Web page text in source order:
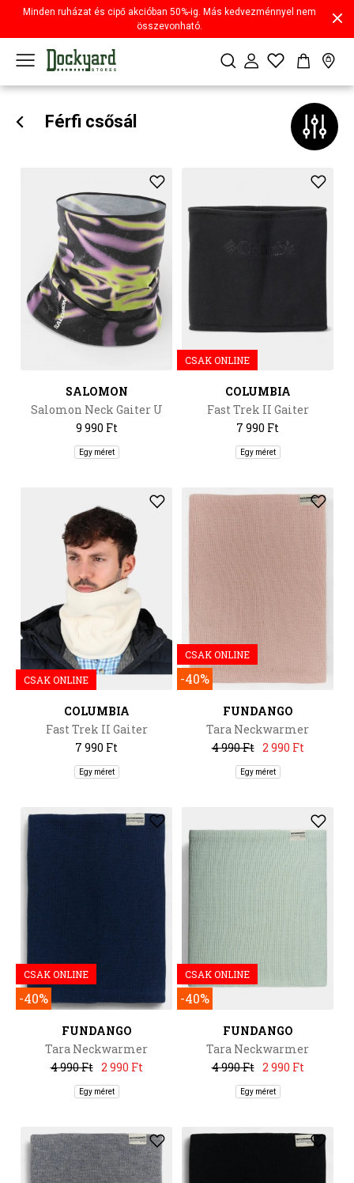
Minden ruházat és cipő akcióban 50%-ig. Más kedvezménnyel nem
összevonható.
Férfi csősál
SALOMON
Salomon Neck Gaiter U
9 990 Ft
Egy méret
CSAK ONLINE
COLUMBIA
Fast Trek II Gaiter
7 990 Ft
Egy méret
CSAK ONLINE
COLUMBIA
Fast Trek II Gaiter
7 990 Ft
Egy méret
CSAK ONLINE
-40%
FUNDANGO
Tara Neckwarmer
4 990 Ft 2 990 Ft
Egy méret
CSAK ONLINE
-40%
FUNDANGO
Tara Neckwarmer
4 990 Ft 2 990 Ft
Egy méret
CSAK ONLINE
-40%
FUNDANGO
Tara Neckwarmer
4 990 Ft 2 990 Ft
Egy méret